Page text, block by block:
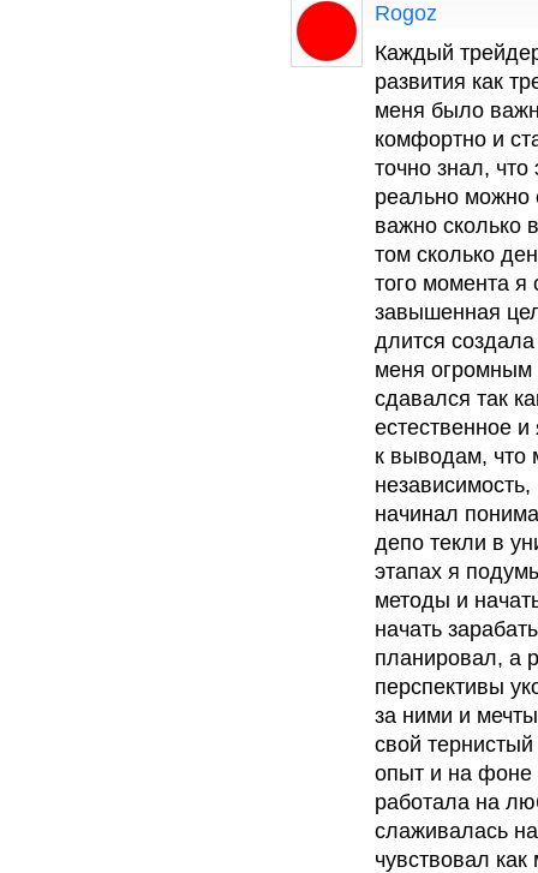
Rogoz
Каждый
развития как
меня было
комфортно и
точно знал, что
реально можно
важно сколько
том сколько
того момента
завышенная
длится
меня огромным
сдавался так
естественное
к выводам, что
начинал
депо текли в
этапах я
методы и
начать
планировал, а
перспективы
за ними и
свой
опыт и на фоне
работала на
слаживалась
чувствовал